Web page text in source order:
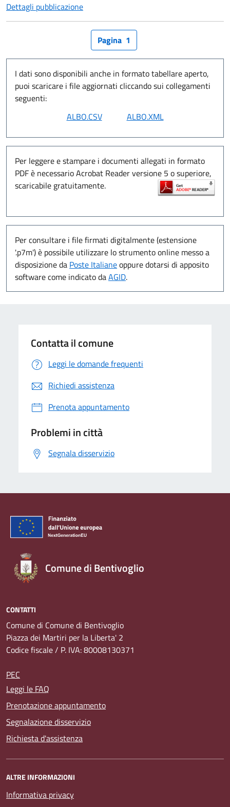
Dettagli pubblicazione
Pagina 1
I dati sono disponibili anche in formato tabellare aperto,
puoi scaricare i file aggiornati cliccando sui collegamenti
seguenti:
Per leggere e stampare i documenti allegati in formato
PDF è necessario Acrobat Reader versione 5 o superiore,
scaricabile gratuitamente.
Per consultare i file firmati digitalmente (estensione
'.p7m') è possibile utilizzare lo strumento online messo a
disposizione da Poste Italianeoppure dotarsi di apposito
software come indicato daAGID.
Contatta il comune
Leggi le domande frequenti
Richiedi assistenza
Prenota appuntamento
Problemi in città
Segnala disservizio
Comune di Bentivoglio
CONTATTI
Comune di Comune di Bentivoglio
Piazza dei Martiri per la Liberta' 2
Codice fiscale / P. IVA: 80008130371
PEC
Leggi le FAQ
Prenotazione appuntamento
Segnalazione disservizio
Richiesta d'assistenza
ALTRE INFORMAZIONI
Informativa privacy